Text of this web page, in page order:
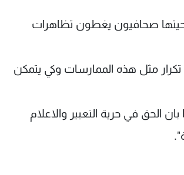
ضحيتها صحافيون يغطون تظاهرات
مثل هذه الممارسات وكي يتمكن
الحق في حرية التعبير والاعلام